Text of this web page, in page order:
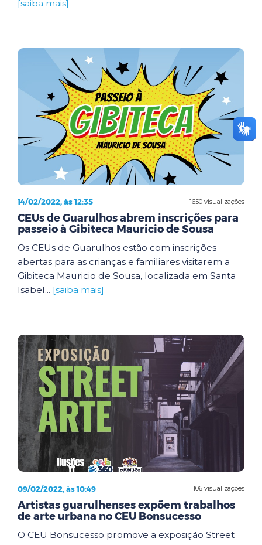
[saiba mais]
1650 visualizações
14/02/2022, às 12:35
CEUs de Guarulhos abrem inscrições para
passeio à Gibiteca Mauricio de Sousa
Os CEUs de Guarulhos estão com inscrições
abertas para as crianças e familiares visitarem a
Gibiteca Mauricio de Sousa, localizada em Santa
Isabel... [saiba mais]
1106 visualizações
09/02/2022, às 10:49
Artistas guarulhenses expõem trabalhos
de arte urbana no CEU Bonsucesso
O CEU Bonsucesso promove a exposição Street